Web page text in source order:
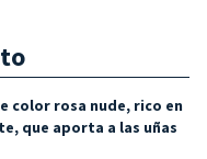
color rosa nude, rico en
que aporta a las uñas